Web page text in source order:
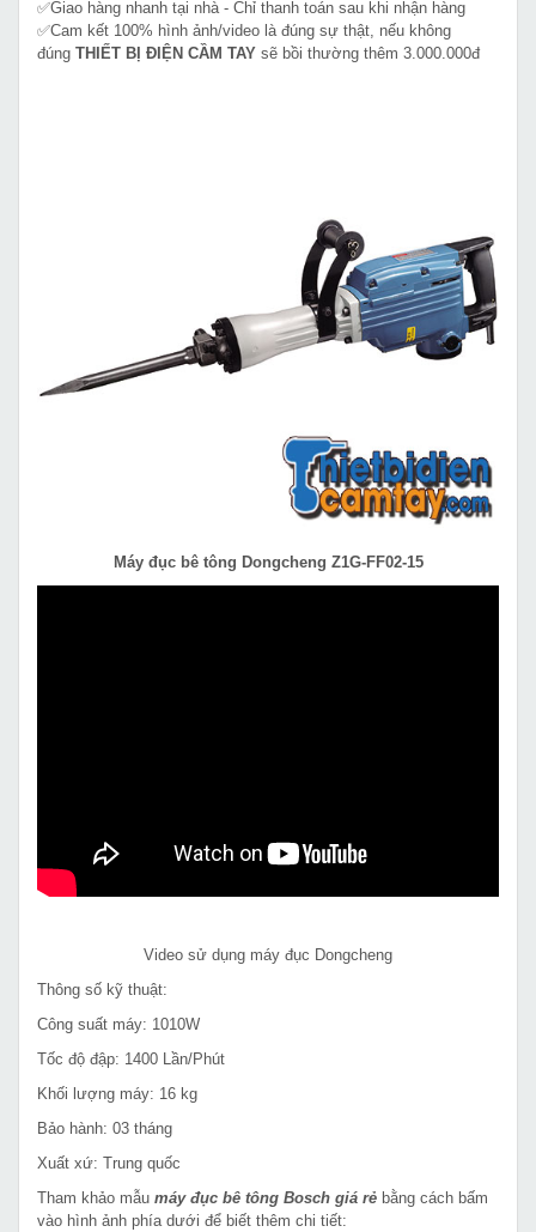
✅Giao hàng nhanh tại nhà - Chỉ thanh toán sau khi nhận hàng
✅Cam kết 100% hình ảnh/video là đúng sự thật, nếu không
đúng THIẾT BỊ ĐIỆN CẦM TAY sẽ bồi thường thêm 3.000.000đ
Máy đục bê tông Dongcheng Z1G-FF02-15
Video sử dụng máy đục Dongcheng
Thông số kỹ thuật:
Công suất máy: 1010W
Tốc độ đập: 1400 Lần/Phút
Khối lượng máy: 16 kg
Bảo hành: 03 tháng
Xuất xứ: Trung quốc
Tham khảo mẫu máy đục bê tông Bosch giá rẻ bằng cách bấm
vào hình ảnh phía dưới để biết thêm chi tiết: